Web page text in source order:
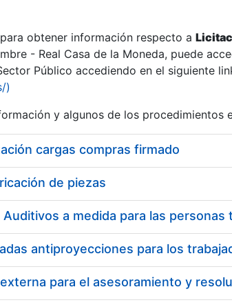
obtener información respecto a
- Real Casa de la Moneda, puede
Público accediendo en el siguiente
)
y algunos de los procedimientos
cargas compras firmado
de piezas